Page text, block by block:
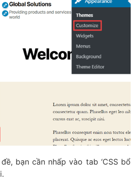
bạn cần nhấp vào tab ‘CSS bổ